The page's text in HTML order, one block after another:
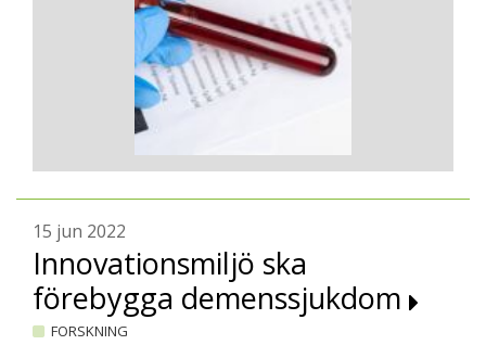
15 jun 2022
Innovationsmiljö ska
förebygga demenssjukdom
FORSKNING